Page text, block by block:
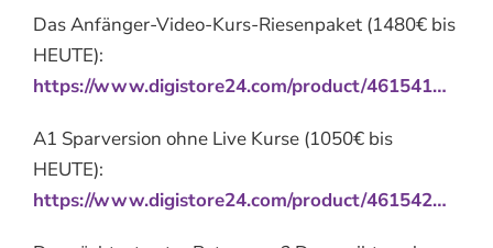
Das Anfänger-Video-Kurs-Riesenpaket (1480€ bis
HEUTE):
https://www.digistore24.com/product/461541…
A1 Sparversion ohne Live Kurse (1050€ bis
HEUTE):
https://www.digistore24.com/product/461542…